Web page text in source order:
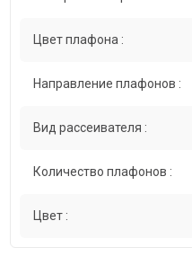
Цвет плафона :
Направление плафонов :
Вид рассеивателя :
Количество плафонов :
Цвет :